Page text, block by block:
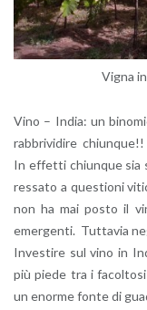
Vigna
Vino – India: un
rab­bri­vi­di­re chiun­que!!
In ef­fet­ti chiun­que
res­sa­to a que­stio­ni
non ha mai posto il
emer­gen­ti. Tut­ta­via
In­ve­sti­re sul vino in
più piede tra i
un enor­me fonte di